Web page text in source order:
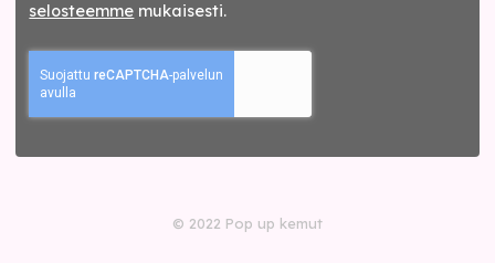
selosteemme mukaisesti.
© 2022 Pop up kemut